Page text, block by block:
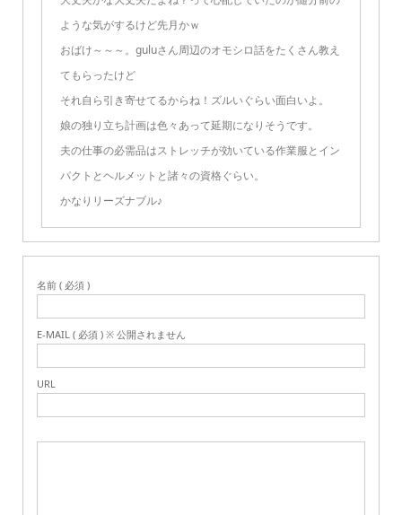
ような気がするけど先月かｗ
おばけ～～～。guluさん周辺のオモシロ話をたくさん教え
てもらったけど
それ自ら引き寄せてるからね！ズルいぐらい面白いよ。
娘の独り立ち計画は色々あって延期になりそうです。
夫の仕事の必需品はストレッチが効いている作業服とイン
パクトとヘルメットと諸々の資格ぐらい。
かなりリーズナブル♪
名前 ( 必須 )
E-MAIL ( 必須 ) ※ 公開されません
URL